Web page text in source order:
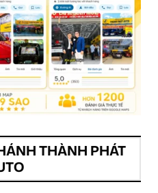
THÀNH PHÁT